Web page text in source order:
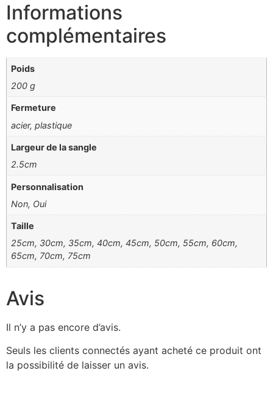
Informations
complémentaires
Poids
200 g
Fermeture
acier, plastique
Largeur de la sangle
2.5cm
Personnalisation
Non, Oui
Taille
25cm, 30cm, 35cm, 40cm, 45cm, 50cm, 55cm, 60cm,
65cm, 70cm, 75cm
Avis
Il n’y a pas encore d’avis.
Seuls les clients connectés ayant acheté ce produit ont
la possibilité de laisser un avis.